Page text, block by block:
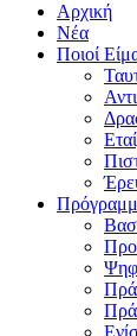
Αρχική
Νέα
Ποιοί